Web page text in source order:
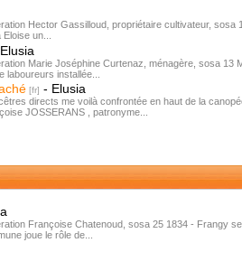
Hector Gassilloud, propriétaire cultivateur,
un...
Elusia
Marie Joséphine Curtenaz, ménagère, sosa
installée...
- Elusia
directs me voilà confrontée en haut de la
JOSSERANS , patronyme...
Françoise Chatenoud, sosa 25 1834 - Frangy
joue le rôle de...